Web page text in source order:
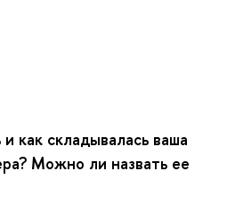
как складывалась ваша
Можно ли назвать ее